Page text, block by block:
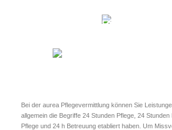
Bei der aurea Pflegevermittlung können Sie
allgemein die Begriffe 24 Stunden Pflege, 24
Pflege und 24 h Betreuung etabliert haben. Um